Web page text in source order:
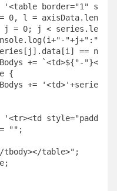
border="1"
0, l =
= 0; j <
==
+= `<td>${"-"}</
{
+=
"";
tbody></table>";